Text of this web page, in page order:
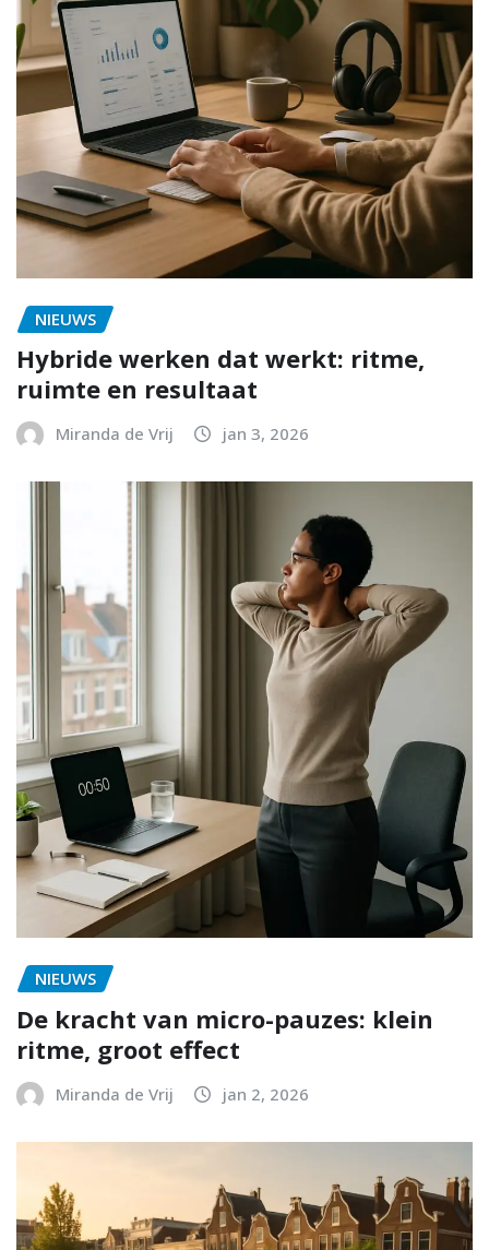
NIEUWS
Hybride werken dat werkt: ritme,
ruimte en resultaat
Miranda de Vrij jan 3, 2026
NIEUWS
De kracht van micro-pauzes: klein
ritme, groot effect
Miranda de Vrij jan 2, 2026